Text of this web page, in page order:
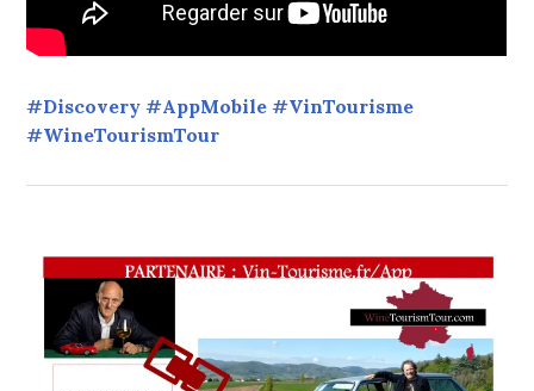
#Discovery #AppMobile #VinTourisme
#WineTourismTour